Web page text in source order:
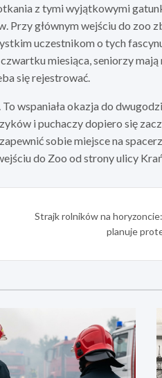
z tymi wyjątkowymi
Przy głównym wejściu do zoo
uczestnikom o tych
miesiąca, seniorzy
się rejestrować.
wspaniała okazja do
i puchaczy dopiero się
sobie miejsce na
do Zoo od strony ulicy
Strajk rolników na
planuje